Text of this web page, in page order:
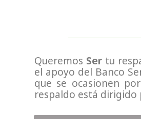
Queremos Ser tu
el apoyo del Banco
que se ocasionen
respaldo está dirigido